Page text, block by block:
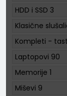
HDD i SSD 3
Klasične
Kompleti -
Laptopovi 90
Memorije 1
Miševi 9